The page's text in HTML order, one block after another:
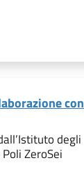
ZeroSei